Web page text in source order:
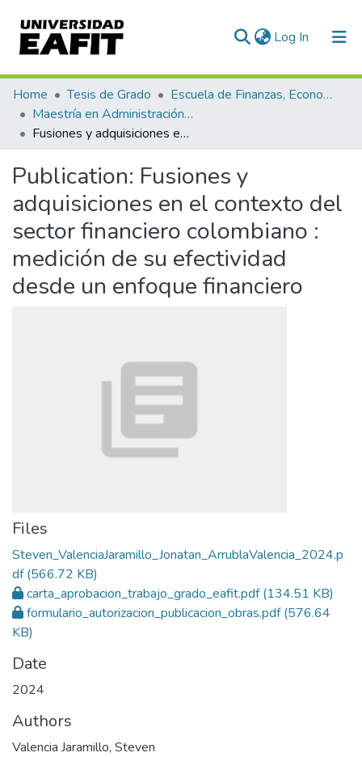
Log In (current)
Communities & Collections
All of DSpace
Home Tesis de Grado
Escuela de Finanzas, Economía y Gobierno
Maestría en Administración Financiera (tesis)
Fusiones y adquisiciones en el contexto del sector financiero colombiano : medición de su efectividad desde un enfoque financiero
Publication: Fusiones y
adquisiciones en el contexto del
sector financiero colombiano :
medición de su efectividad
desde un enfoque financiero
Files
Steven_ValenciaJaramillo_Jonatan_ArrublaValencia_2024.p
df(566.72 KB)
carta_aprobacion_trabajo_grado_eafit.pdf(134.51 KB)
formulario_autorizacion_publicacion_obras.pdf(576.64
KB)
Date
2024
Authors
Valencia Jaramillo, Steven